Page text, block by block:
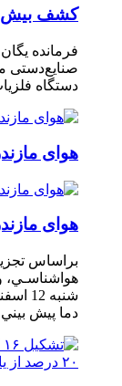
کشف بیش از ۲۰ شی تاریخی
فرمانده
دستگاه
هوای
هوای
براساس
هواشناسـي،
دما پيش